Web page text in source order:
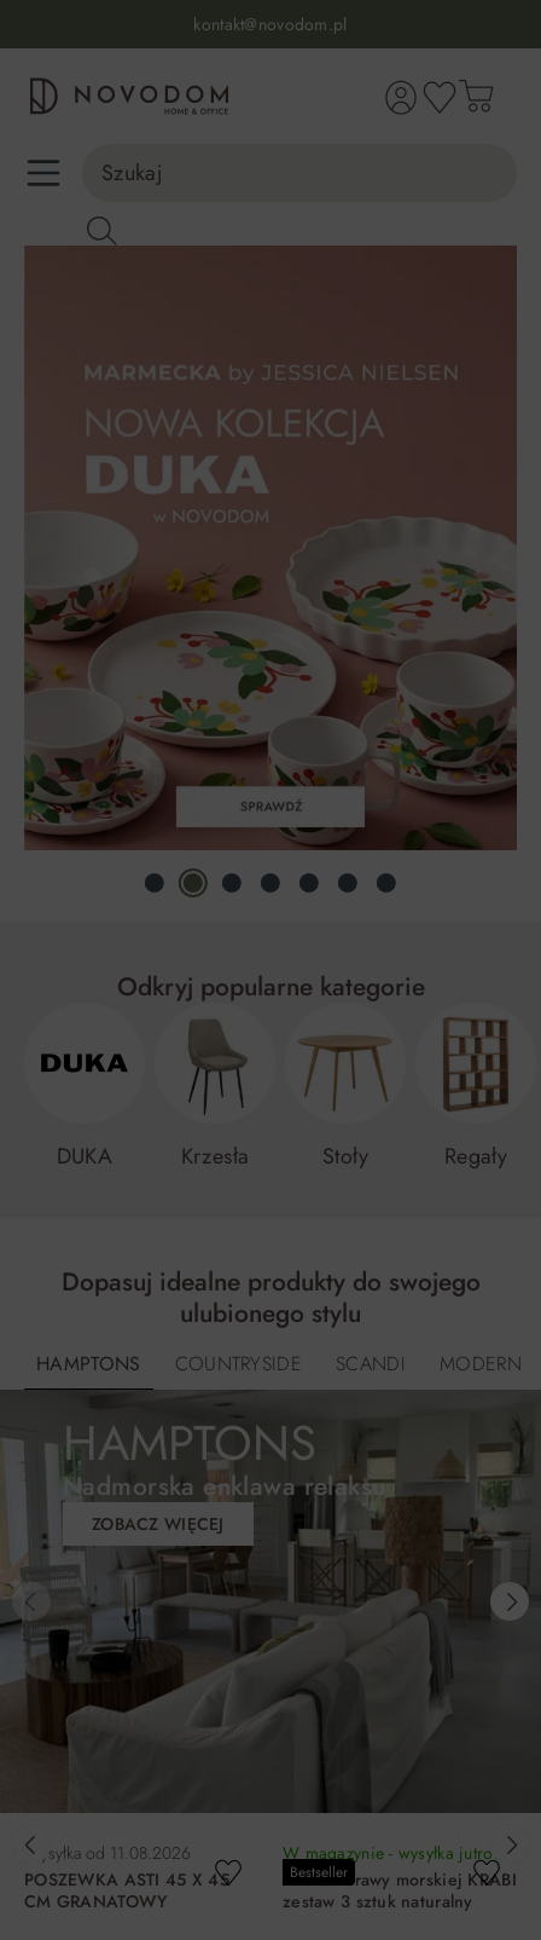
Dostawa z wniesieniem
98% zadowolonych klientów
515 639 067 (pon-pt: 7-17, sb-nd: 9-17)
Odkryj popularne kategorie
DUKA Krzesła Stoły Regały
Dopasuj idealne produkty do swojego
ulubionego stylu
HAMPTONS COUNTRYSIDE SCANDI MODERN
Wysyłka od 11.08.2026
POSZEWKA ASTI 45 X 45
CM GRANATOWY
Bestseller
W magazynie - wysyłka jutro!
Kosze z trawy morskiej KRABI
zestaw 3 sztuk naturalny
HAMPTONS
Nadmorska enklawa relaksu
ZOBACZ WIĘCEJ